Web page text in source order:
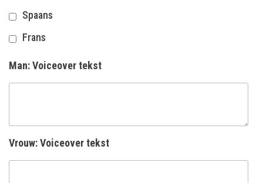
Spaans
Frans
Man: Voiceover tekst
Vrouw: Voiceover tekst